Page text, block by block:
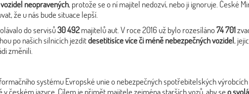
neopravených, protože se o ní majitel nedozví, nebo ji ignoruje. České
že u nás bude situace lepší.
do servisů30 492majitelů aut. V roce 2016 už bylo rozesíláno74 701
po našich silnicích jezditdesetitisíce více či méně nebezpečných vozidel,
změnili.
systému Evropské unie o nebezpečných spotřebitelských